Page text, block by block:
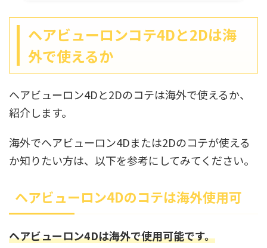
ヘアビューロンコテ4Dと2Dは海
外で使えるか
ヘアビューロン4Dと2Dのコテは海外で使えるか、
紹介します。
海外でヘアビューロン4Dまたは2Dのコテが使える
か知りたい方は、以下を参考にしてみてください。
ヘアビューロン4Dのコテは海外使用可
ヘアビューロン4Dは海外で使用可能です。